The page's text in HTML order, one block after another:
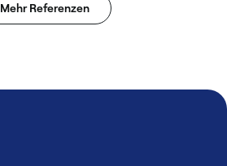
Mehr Referenzen